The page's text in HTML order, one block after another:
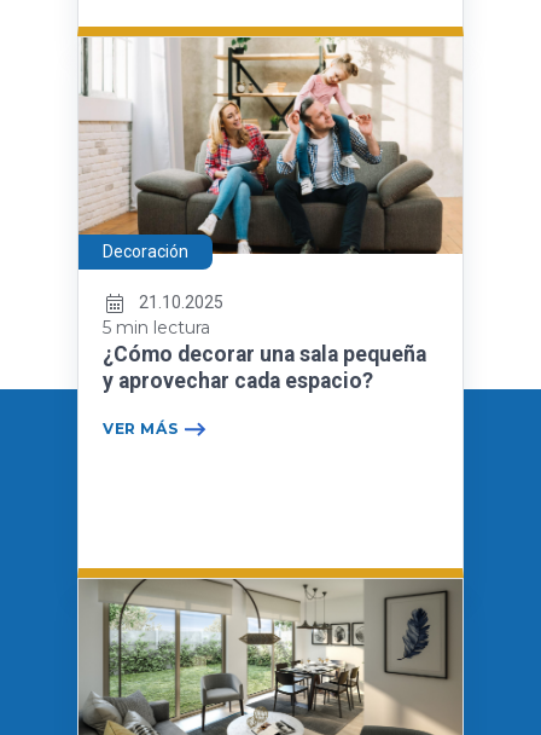
Decoración
21.10.2025
5 min lectura
¿Cómo decorar una sala pequeña
y aprovechar cada espacio?
VER MÁS